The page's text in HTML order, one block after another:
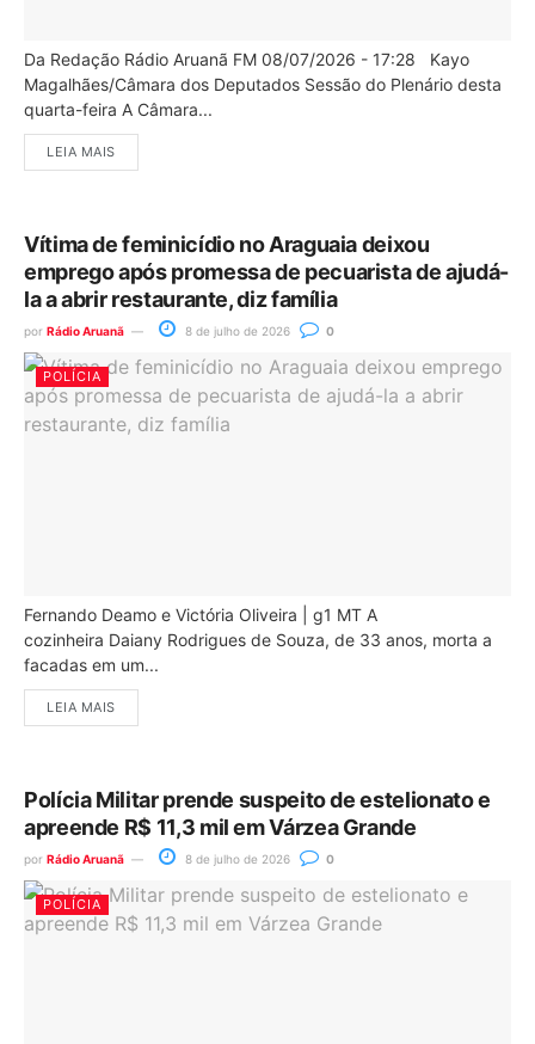
Da Redação Rádio Aruanã FM 08/07/2026 - 17:28 Kayo
Magalhães/Câmara dos Deputados Sessão do Plenário desta
quarta-feira A Câmara...
LEIA MAIS
Vítima de feminicídio no Araguaia deixou
emprego após promessa de pecuarista de ajudá-
la a abrir restaurante, diz família
por Rádio Aruanã 8 de julho de 2026 0
POLÍCIA
Fernando Deamo e Victória Oliveira | g1 MT A
cozinheira Daiany Rodrigues de Souza, de 33 anos, morta a
facadas em um...
LEIA MAIS
Polícia Militar prende suspeito de estelionato e
apreende R$ 11,3 mil em Várzea Grande
por Rádio Aruanã 8 de julho de 2026 0
POLÍCIA